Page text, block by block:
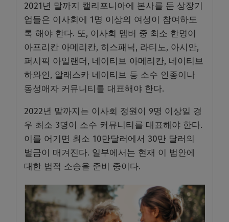
2021년 말까지 캘리포니아에 본사를 둔 상장기
업들은 이사회에 1명 이상의 여성이 참여하도
록 해야 한다. 또, 이사회 멤버 중 최소 한명이
아프리칸 아메리칸, 히스패닉, 라티노, 아시안,
퍼시픽 아일랜더, 네이티브 아메리칸, 네이티브
하와인, 알래스카 네이티브 등 소수 인종이나
동성애자 커뮤니티를 대표해야 한다.
2022년 말까지는 이사회 정원이 9명 이상일 경
우 최소 3명이 소수 커뮤니티를 대표해야 한다.
이를 어기면 최소 10만달러에서 30만 달러의
벌금이 매겨진다. 일부에서는 현재 이 법안에
대한 법적 소송을 준비 중이다.